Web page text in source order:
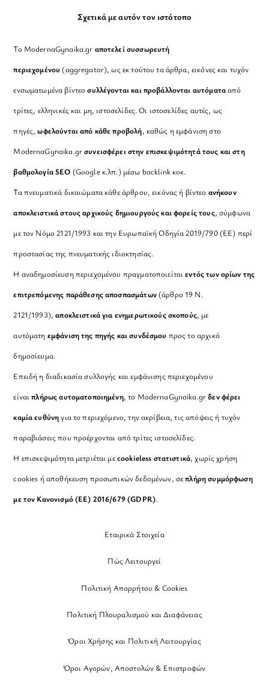
Σχετικά με αυτόν τον ιστότοπο
Το ModernaGynaika.gr αποτελεί συσσωρευτή
περιεχομένου (aggregator), ως εκ τούτου τα άρθρα, εικόνες και τυχόν
ενσωματωμένα βίντεοσυλλέγονται και προβάλλονται αυτόματααπό
τρίτες, ελληνικές και μη, ιστοσελίδες. Οι ιστοσελίδες αυτές, ως
πηγές,ωφελούνται από κάθε προβολή, καθώς η εμφάνιση στο
ModernaGynaika.grσυνεισφέρει στην επισκεψιμότητά τους και στη
βαθμολογία SEO (Google κ.λπ.) μέσω backlink κοκ.
Τα πνευματικά δικαιώματα κάθε άρθρου, εικόνας ή βίντεο ανήκουν
αποκλειστικά στους αρχικούς δημιουργούς και φορείς τους, σύμφωνα
με τον Νόμο 2121/1993 και την Ευρωπαϊκή Οδηγία 2019/790 (ΕΕ) περί
προστασίας της πνευματικής ιδιοκτησίας.
Η αναδημοσίευση περιεχομένου πραγματοποιείταιεντός των ορίων της
επιτρεπόμενης παράθεσης αποσπασμάτων(άρθρο 19 Ν.
2121/1993), αποκλειστικά για ενημερωτικούς σκοπούς, με
αυτόματη εμφάνιση της πηγής και συνδέσμου προς το αρχικό
δημοσίευμα.
Επειδή η διαδικασία συλλογής και εμφάνισης περιεχομένου
είναιπλήρως αυτοματοποιημένη, το ModernaGynaika.grδεν φέρει
καμία ευθύνηγια το περιεχόμενο, την ακρίβεια, τις απόψεις ή τυχόν
παραβιάσεις που προέρχονται από τρίτες ιστοσελίδες.
Η επισκεψιμότητα μετριέται μεcookieless στατιστικά, χωρίς χρήση
cookies ή αποθήκευση προσωπικών δεδομένων, σεπλήρη συμμόρφωση
με τον Κανονισμό (ΕΕ) 2016/679 (GDPR).
Εταιρικά Στοιχεία
Πώς Λειτουργεί
Πολιτική Απορρήτου & Cookies
Πολιτική Πλουραλισμού και Διαφάνειας
Όροι Χρήσης και Πολιτική Λειτουργίας
Όροι Αγορών, Αποστολών & Επιστροφών